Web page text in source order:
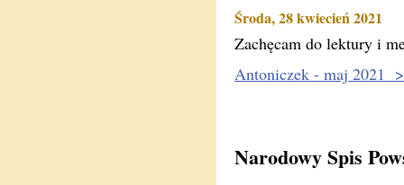
Środa, 28 kwiecień 2021
Zachęcam do lektury i
Antoniczek - maj 2021
Narodowy Spis